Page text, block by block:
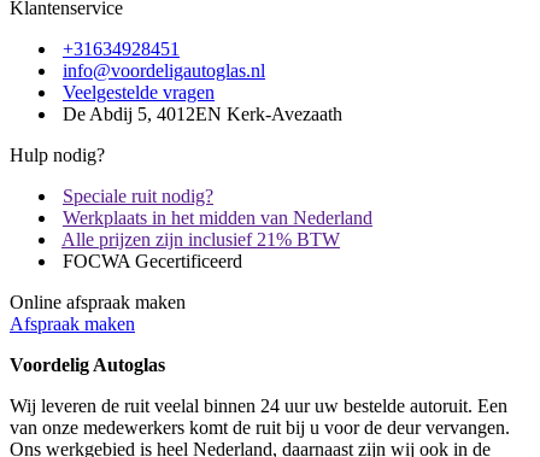
Klantenservice
+31634928451
info@voordeligautoglas.nl
Veelgestelde vragen
De Abdij 5, 4012EN Kerk-Avezaath
Hulp nodig?
Speciale ruit nodig?
Werkplaats in het midden van Nederland
Alle prijzen zijn inclusief 21% BTW
FOCWA Gecertificeerd
Online afspraak maken
Afspraak maken
Voordelig Autoglas
Wij leveren de ruit veelal binnen 24 uur uw bestelde autoruit. Een
van onze medewerkers komt de ruit bij u voor de deur vervangen.
Ons werkgebied is heel Nederland, daarnaast zijn wij ook in de